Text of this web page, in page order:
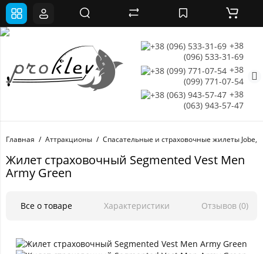
+38
(096) 533-31-69
+38
(099) 771-07-54
+38
(063) 943-57-47
Главная Аттракционы Спасательные и страховочные жилеты Jobe,
Жилет страховочный Segmented Vest Men
Army Green
Все о товаре Характеристики Отзывов (0)